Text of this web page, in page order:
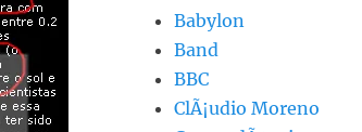
Babylon
Band
BBC
ClÃ¡udio Moreno